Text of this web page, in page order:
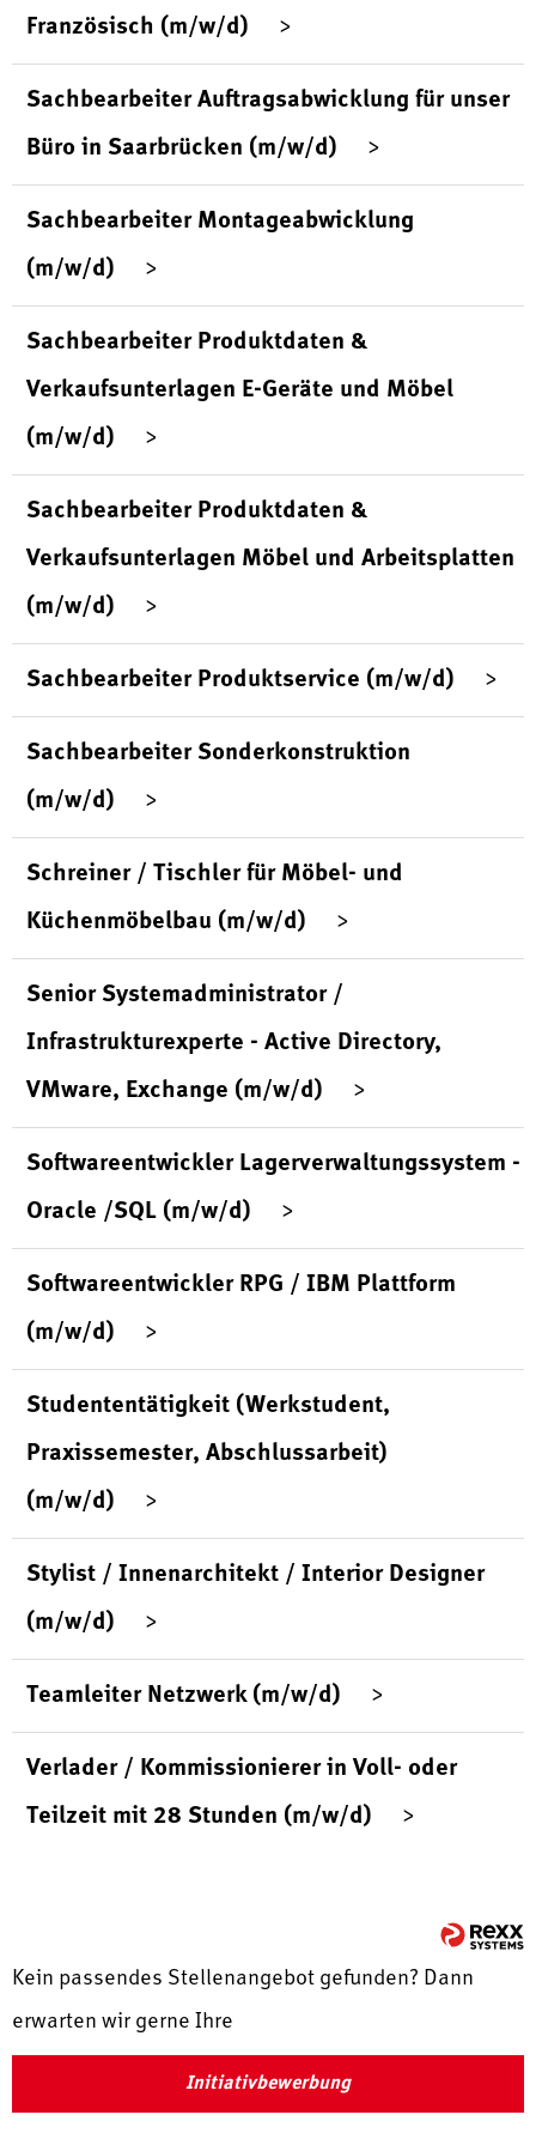
Französisch (m/w/d)
Sachbearbeiter Auftragsabwicklung für unser
Büro in Saarbrücken (m/w/d)
Sachbearbeiter Montageabwicklung
(m/w/d)
Sachbearbeiter Produktdaten &
Verkaufsunterlagen E-Geräte und Möbel
(m/w/d)
Sachbearbeiter Produktdaten &
Verkaufsunterlagen Möbel und Arbeitsplatten
(m/w/d)
Sachbearbeiter Produktservice (m/w/d)
Sachbearbeiter Sonderkonstruktion
(m/w/d)
Schreiner / Tischler für Möbel- und
Küchenmöbelbau (m/w/d)
Senior Systemadministrator /
Infrastrukturexperte - Active Directory,
VMware, Exchange (m/w/d)
Softwareentwickler Lagerverwaltungssystem -
Oracle /SQL (m/w/d)
Softwareentwickler RPG / IBM Plattform
(m/w/d)
Studententätigkeit (Werkstudent,
Praxissemester, Abschlussarbeit)
(m/w/d)
Stylist / Innenarchitekt / Interior Designer
(m/w/d)
Teamleiter Netzwerk (m/w/d)
Verlader / Kommissionierer in Voll- oder
Teilzeit mit 28 Stunden (m/w/d)
Kein passendes Stellenangebot gefunden? Dann
erwarten wir gerne Ihre
Initiativbewerbung